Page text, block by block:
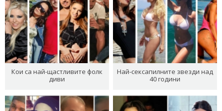
Кои са най-щастливите фолк
диви
Най-сексапилните звезди над
40 години